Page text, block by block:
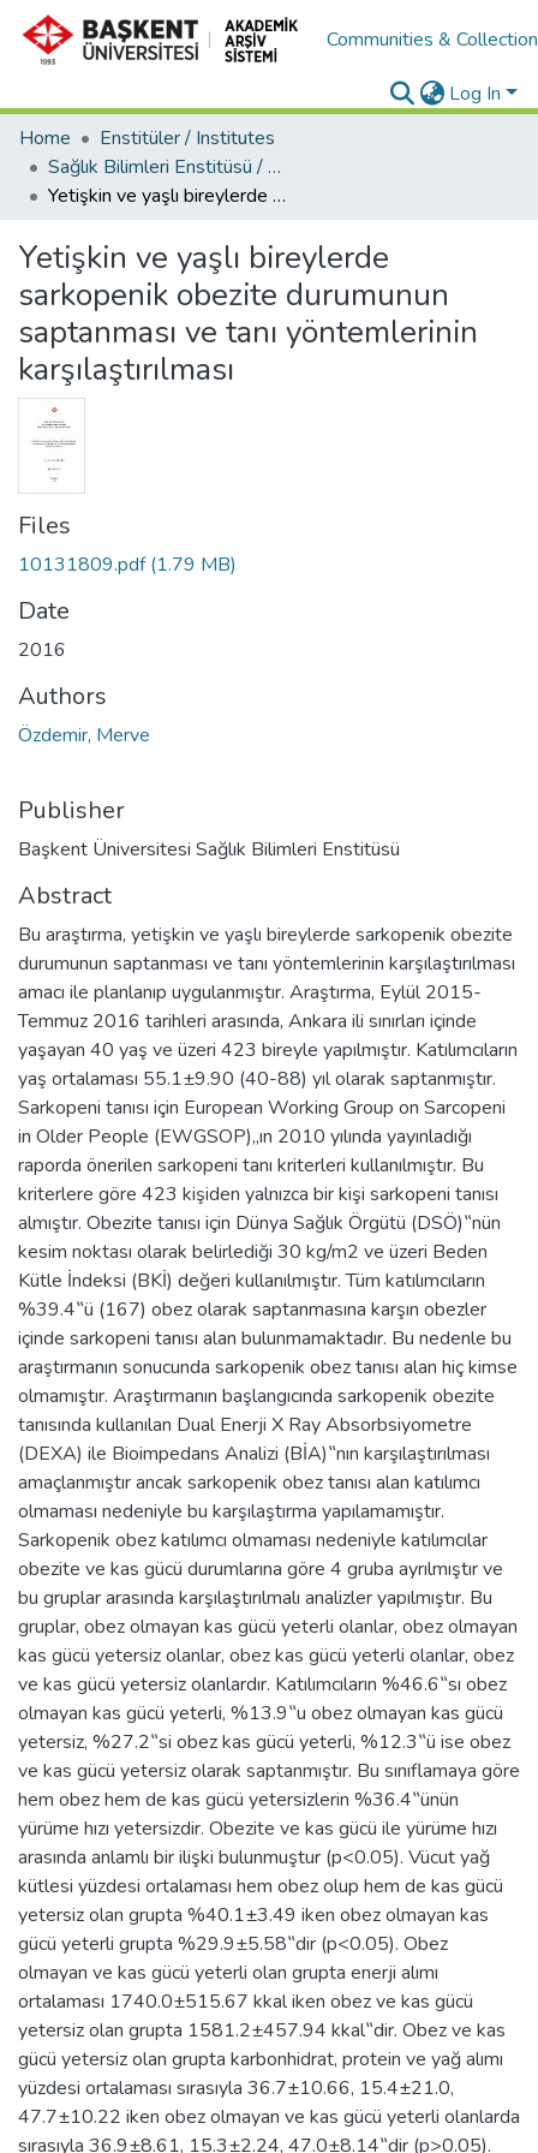
Communities &
Log In
Home
Enstitüler / Institutes
Sağlık Bilimleri Enstitüsü / Health Science Institute
Yetişkin ve yaşlı bireylerde sarkopenik obezite durumunun saptanması ve tanı yöntemlerinin karşılaştırılması
Yetişkin ve yaşlı bireylerde
sarkopenik obezite durumunun
saptanması ve tanı yöntemlerinin
karşılaştırılması
Files
10131809.pdf(1.79 MB)
Date
2016
Authors
Özdemir, Merve
Publisher
Başkent Üniversitesi Sağlık Bilimleri Enstitüsü
Abstract
Bu araştırma, yetişkin ve yaşlı bireylerde sarkopenik obezite
durumunun saptanması ve tanı yöntemlerinin karşılaştırılması
amacı ile planlanıp uygulanmıştır. Araştırma, Eylül 2015-
Temmuz 2016 tarihleri arasında, Ankara ili sınırları içinde
yaşayan 40 yaş ve üzeri 423 bireyle yapılmıştır. Katılımcıların
yaş ortalaması 55.1±9.90 (40-88) yıl olarak saptanmıştır.
Sarkopeni tanısı için European Working Group on Sarcopeni
in Older People (EWGSOP)„ın 2010 yılında yayınladığı
raporda önerilen sarkopeni tanı kriterleri kullanılmıştır. Bu
kriterlere göre 423 kişiden yalnızca bir kişi sarkopeni tanısı
almıştır. Obezite tanısı için Dünya Sağlık Örgütü (DSÖ)‟nün
kesim noktası olarak belirlediği 30 kg/m2 ve üzeri Beden
Kütle İndeksi (BKİ) değeri kullanılmıştır. Tüm katılımcıların
%39.4‟ü (167) obez olarak saptanmasına karşın obezler
içinde sarkopeni tanısı alan bulunmamaktadır. Bu nedenle bu
araştırmanın sonucunda sarkopenik obez tanısı alan hiç kimse
olmamıştır. Araştırmanın başlangıcında sarkopenik obezite
tanısında kullanılan Dual Enerji X Ray Absorbsiyometre
(DEXA) ile Bioimpedans Analizi (BİA)‟nın karşılaştırılması
amaçlanmıştır ancak sarkopenik obez tanısı alan katılımcı
olmaması nedeniyle bu karşılaştırma yapılamamıştır.
Sarkopenik obez katılımcı olmaması nedeniyle katılımcılar
obezite ve kas gücü durumlarına göre 4 gruba ayrılmıştır ve
bu gruplar arasında karşılaştırılmalı analizler yapılmıştır. Bu
gruplar, obez olmayan kas gücü yeterli olanlar, obez olmayan
kas gücü yetersiz olanlar, obez kas gücü yeterli olanlar, obez
ve kas gücü yetersiz olanlardır. Katılımcıların %46.6‟sı obez
olmayan kas gücü yeterli, %13.9‟u obez olmayan kas gücü
yetersiz, %27.2‟si obez kas gücü yeterli, %12.3‟ü ise obez
ve kas gücü yetersiz olarak saptanmıştır. Bu sınıflamaya göre
hem obez hem de kas gücü yetersizlerin %36.4‟ünün
yürüme hızı yetersizdir. Obezite ve kas gücü ile yürüme hızı
arasında anlamlı bir ilişki bulunmuştur (p<0.05). Vücut yağ
kütlesi yüzdesi ortalaması hem obez olup hem de kas gücü
yetersiz olan grupta %40.1±3.49 iken obez olmayan kas
gücü yeterli grupta %29.9±5.58‟dir (p<0.05). Obez
olmayan ve kas gücü yeterli olan grupta enerji alımı
ortalaması 1740.0±515.67 kkal iken obez ve kas gücü
yetersiz olan grupta 1581.2±457.94 kkal‟dir. Obez ve kas
gücü yetersiz olan grupta karbonhidrat, protein ve yağ alımı
yüzdesi ortalaması sırasıyla 36.7±10.66, 15.4±21.0,
47.7±10.22 iken obez olmayan ve kas gücü yeterli olanlarda
sırasıyla 36.9±8.61, 15.3±2.24, 47.0±8.14‟dir (p>0.05).